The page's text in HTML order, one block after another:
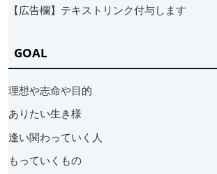
【広告欄】テキストリンク付与します
GOAL
理想や志命や目的
ありたい生き様
逢い関わっていく人
もっていくもの